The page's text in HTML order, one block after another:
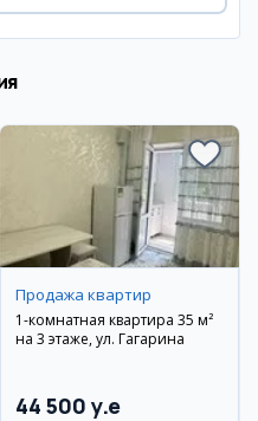
Продажа квартир
1-комнатная квартира 35 м²
на 3 этаже, ул. Гагарина
44 500 y.e